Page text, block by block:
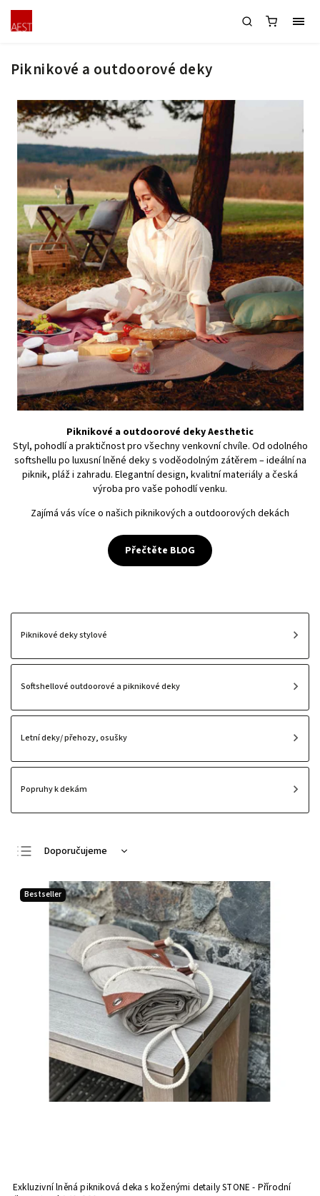
Piknikové a outdoorové deky
Piknikové a outdoorové deky Aesthetic
Styl, pohodlí a praktičnost pro všechny venkovní chvíle. Od odolného
softshellu po luxusní lněné deky s voděodolným zátěrem – ideální na
piknik, pláž i zahradu. Elegantní design, kvalitní materiály a česká
výroba pro vaše pohodlí venku.
Zajímá vás více o našich piknikových a outdoorových dekách
Přečtěte BLOG
Piknikové deky stylové
Softshellové outdoorové a piknikové deky
Letní deky/ přehozy, osušky
Popruhy k dekám
Doporučujeme
Nejdražší
Nejprodávanější
Abecedně
Bestseller
Exkluzivní lněná pikniková deka s koženými detaily STONE - Přírodní